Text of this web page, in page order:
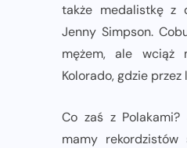
także medalistkę z
Jenny Simpson.
mężem, ale wciąż
Kolorado, gdzie
Co zaś z
mamy